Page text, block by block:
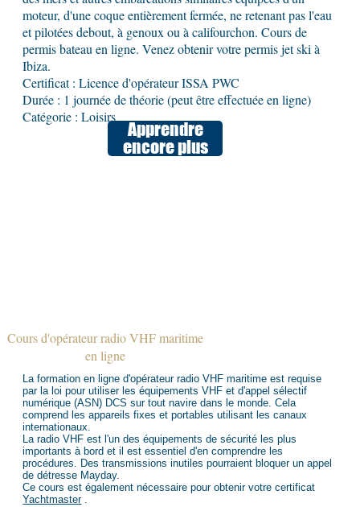
moteur, d'une coque entièrement fermée, ne retenant pas l'eau
et pilotées debout, à genoux ou à califourchon. Cours de
permis bateau en ligne. Venez obtenir votre permis jet ski à
Ibiza.
Certificat : Licence d'opérateur ISSA PWC
Durée : 1 journée de théorie (peut être effectuée en ligne)
Catégorie : Loisirs
Apprendre
encore plus
Cours d'opérateur radio VHF maritime
en ligne
La formation en ligne d'opérateur radio VHF maritime est requise
par la loi pour utiliser les équipements VHF et d'appel sélectif
numérique (ASN) DCS sur tout navire dans le monde. Cela
comprend les appareils fixes et portables utilisant les canaux
internationaux.
La radio VHF est l'un des équipements de sécurité les plus
importants à bord et il est essentiel d'en comprendre les
procédures. Des transmissions inutiles pourraient bloquer un appel
de détresse Mayday.
Ce cours est également nécessaire pour obtenir votre certificat
Yachtmaster.